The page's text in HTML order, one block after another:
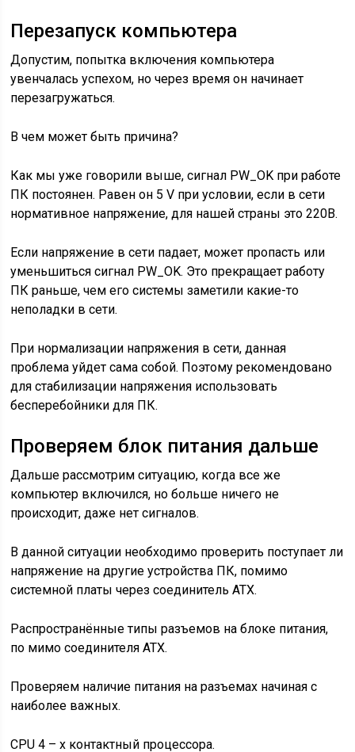
Перезапуск компьютера
Допустим, попытка включения компьютера
увенчалась успехом, но через время он начинает
перезагружаться.
В чем может быть причина?
Как мы уже говорили выше, сигнал PW_OK при работе
ПК постоянен. Равен он 5 V при условии, если в сети
нормативное напряжение, для нашей страны это 220В.
Если напряжение в сети падает, может пропасть или
уменьшиться сигнал PW_OK. Это прекращает работу
ПК раньше, чем его системы заметили какие-то
неполадки в сети.
При нормализации напряжения в сети, данная
проблема уйдет сама собой. Поэтому рекомендовано
для стабилизации напряжения использовать
бесперебойники для ПК.
Проверяем блок питания дальше
Дальше рассмотрим ситуацию, когда все же
компьютер включился, но больше ничего не
происходит, даже нет сигналов.
В данной ситуации необходимо проверить поступает ли
напряжение на другие устройства ПК, помимо
системной платы через соединитель АТХ.
Распространённые типы разъемов на блоке питания,
по мимо соединителя АТХ.
Проверяем наличие питания на разъемах начиная с
наиболее важных.
CPU 4 – х контактный процессора.